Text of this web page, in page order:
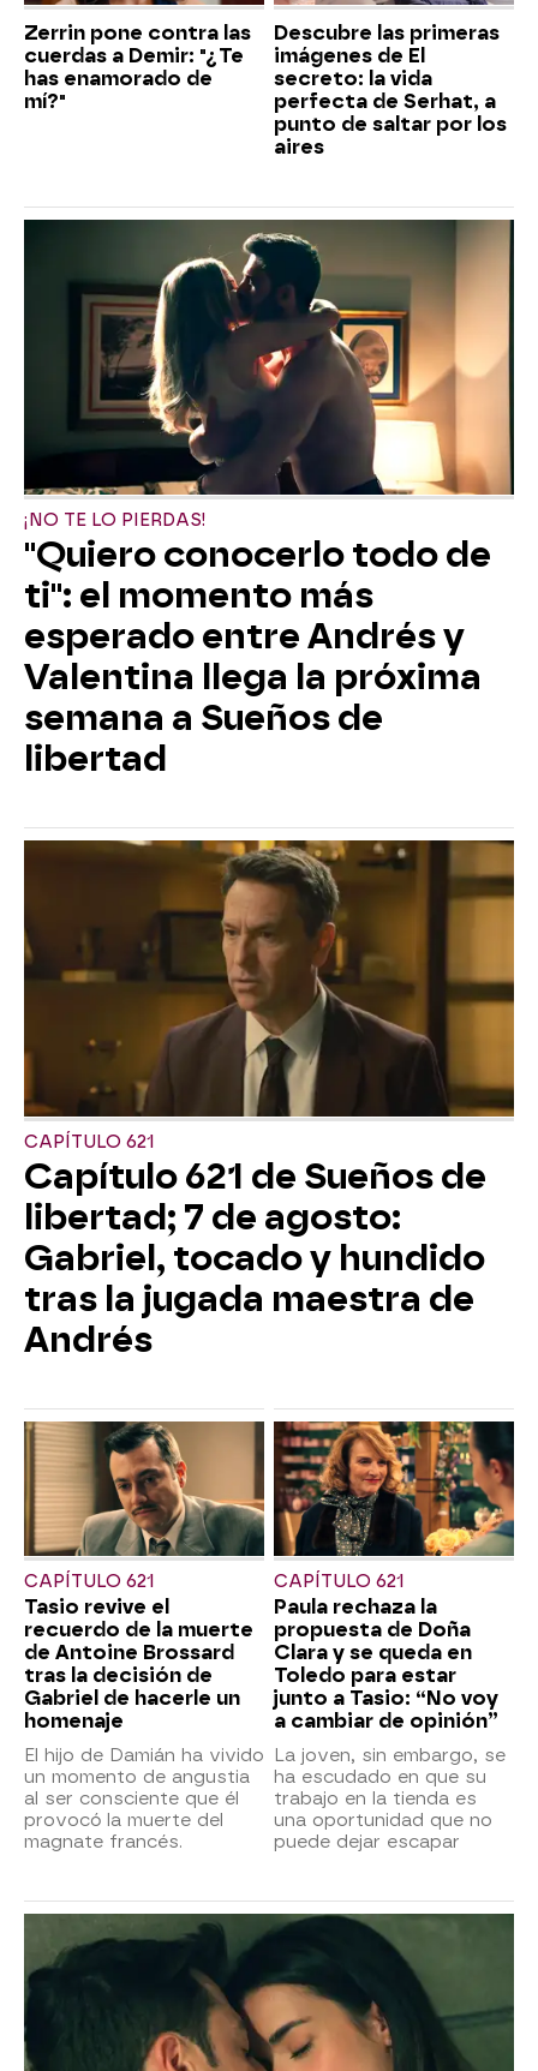
Zerrin pone contra las
cuerdas a Demir: "¿Te
has enamorado de
mí?"
Descubre las primeras
imágenes de El
secreto: la vida
perfecta de Serhat, a
punto de saltar por los
aires
¡NO TE LO PIERDAS!
"Quiero conocerlo todo de
ti": el momento más
esperado entre Andrés y
Valentina llega la próxima
semana a Sueños de
libertad
CAPÍTULO 621
Capítulo 621 de Sueños de
libertad; 7 de agosto:
Gabriel, tocado y hundido
tras la jugada maestra de
Andrés
CAPÍTULO 621
Tasio revive el
recuerdo de la muerte
de Antoine Brossard
tras la decisión de
Gabriel de hacerle un
homenaje
El hijo de Damián ha vivido
un momento de angustia
al ser consciente que él
provocó la muerte del
magnate francés.
CAPÍTULO 621
Paula rechaza la
propuesta de Doña
Clara y se queda en
Toledo para estar
junto a Tasio: “No voy
a cambiar de opinión”
La joven, sin embargo, se
ha escudado en que su
trabajo en la tienda es
una oportunidad que no
puede dejar escapar